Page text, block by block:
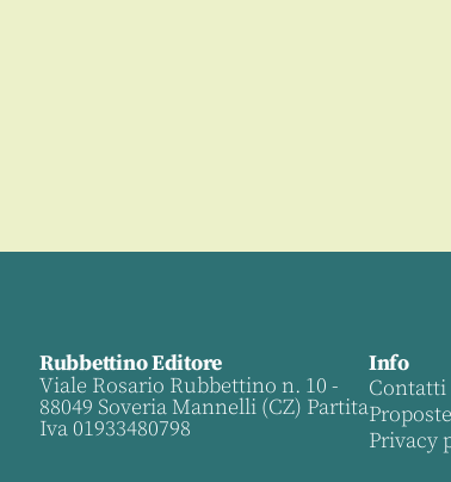
Rubbettino Editore
Viale Rosario Rubbettino n. 10 -
88049 Soveria Mannelli (CZ) Partita
Iva 01933480798
Info
Contatti
Proposte
Privacy